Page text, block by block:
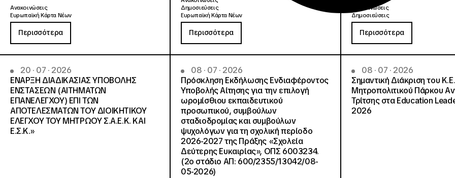
Ανακοινώσεις
Ευρωπαϊκή Κάρτα Νέων
Περισσότερα
Δημοσιεύσεις
Ευρωπαϊκή Κάρτα Νέων
Περισσότερα
Ανακοινώσεις
Δημοσιεύσεις
Περισσότερα
20 · 07 · 2026
ΕΝΑΡΞΗ ΔΙΑΔΙΚΑΣΙΑΣ ΥΠΟΒΟΛΗΣ
ΕΝΣΤΑΣΕΩΝ (ΑΙΤΗΜΑΤΩΝ
ΕΠΑΝΕΛΕΓΧΟΥ) ΕΠΙ ΤΩΝ
ΑΠΟΤΕΛΕΣΜΑΤΩΝ ΤΟΥ ΔΙΟΙΚΗΤΙΚΟΥ
ΕΛΕΓΧΟΥ ΤΟΥ ΜΗΤΡΩΟΥ Σ.Α.Ε.Κ. ΚΑΙ
Ε.Σ.Κ.»
08 · 07 · 2026
Πρόσκληση Εκδήλωσης Ενδιαφέροντος
Υποβολής Αίτησης για την επιλογή
ωρομίσθιου εκπαιδευτικού
προσωπικού, συμβούλων
σταδιοδρομίας και συμβούλων
ψυχολόγων για τη σχολική περίοδο
2026-2027 της Πράξης «Σχολεία
Δεύτερης Ευκαιρίας», ΟΠΣ 6003234.
(2ο στάδιο ΑΠ: 600/2355/13042/08-
05-2026)
08 · 07 · 2026
Σημαντική Διάκριση του
Μητροπολιτικού Πάρκου
Τρίτσης στα Education
2026